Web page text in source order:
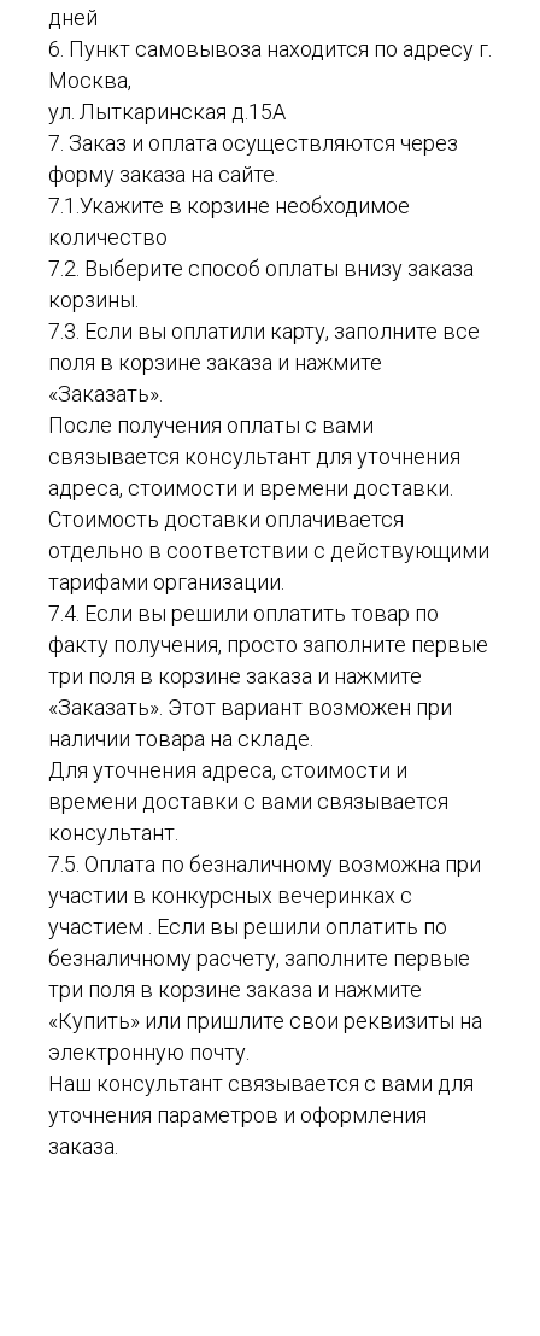
дней
6. Пункт самовывоза находится по адресу г.
Москва,
ул. Лыткаринская д.15А
7. Заказ и оплата осуществляются через
форму заказа на сайте.
7.1.Укажите в корзине необходимое
количество
7.2. Выберите способ оплаты внизу заказа
корзины.
7.3. Если вы оплатили карту, заполните все
поля в корзине заказа и нажмите
«Заказать».
После получения оплаты с вами
связывается консультант для уточнения
адреса, стоимости и времени доставки.
Стоимость доставки оплачивается
отдельно в соответствии с действующими
тарифами организации.
7.4. Если вы решили оплатить товар по
факту получения, просто заполните первые
три поля в корзине заказа и нажмите
«Заказать». Этот вариант возможен при
наличии товара на складе.
Для уточнения адреса, стоимости и
времени доставки с вами связывается
консультант.
7.5. Оплата по безналичному возможна при
участии в конкурсных вечеринках с
участием . Если вы решили оплатить по
безналичному расчету, заполните первые
три поля в корзине заказа и нажмите
«Купить» или пришлите свои реквизиты на
электронную почту.
Наш консультант связывается с вами для
уточнения параметров и оформления
заказа.